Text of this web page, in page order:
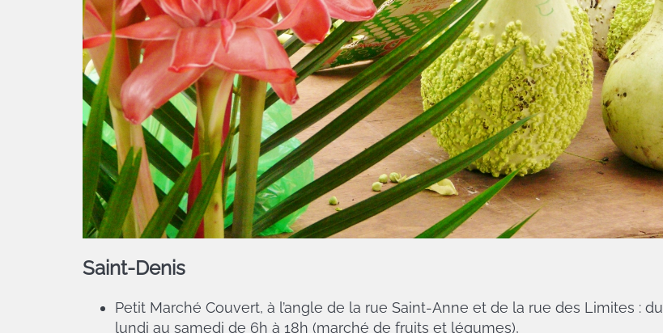
Saint-Denis
Petit Marché Couvert, à l’angle de la rue Saint-Anne et de la rue des Limites : du
lundi au samedi de 6h à 18h (marché de fruits et légumes),